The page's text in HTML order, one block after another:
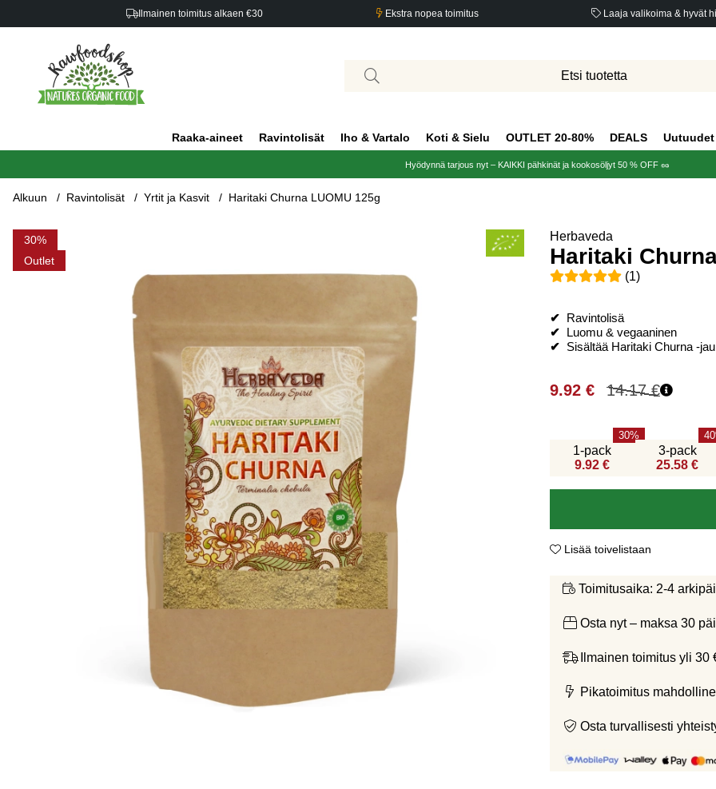
Ilmainen toimitus alkaen €30 Ekstra nopea toimitus Laaja valikoima & hyvät
Raaka-aineet Ravintolisät Iho & Vartalo Koti & Sielu OUTLET 20-80% DEALS Uutuudet
Hyödynnä tarjous nyt – KAIKKI pähkinät ja kookosöljyt 50 % OFF 🥜
Alkuun Ravintolisät Yrtit ja Kasvit Haritaki Churna LUOMU 125g
30
Outlet
Tuotekuvat Haritaki Churna LUOMU 125g Herbaveda
Haritaki
Keskiarvoluokitus 5 / 5
(1)
✔
Ravintolisä
✔
Luomu & vegaaninen
✔ Sisältää Haritaki Churna -
14.17€
9.92 €
1-pack
9.92 €
30
3-pack
25.58 €
40
Lisää toivelistaan
Toimitusaika: 2-4
Osta nyt – maksa 30
Ilmainen toimitus yli 30
Pikatoimitus
Osta turvallisesti